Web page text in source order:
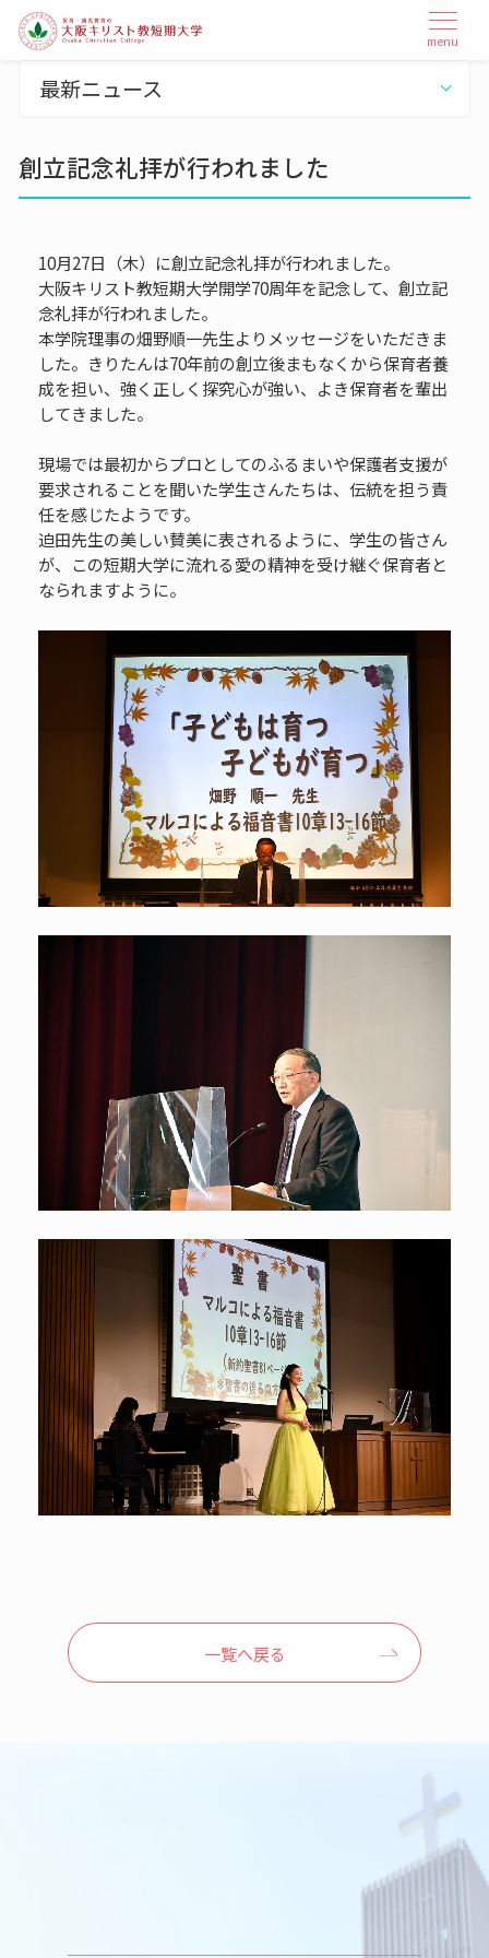
本
文
ッ
プ
メ
ニ
ー
menu
最新ニュース
創立記念礼拝が行われました
10月27日（木）に創立記念礼拝が行われました。
大阪キリスト教短期大学開学70周年を記念して、創立記
念礼拝が行われました。
本学院理事の畑野順一先生よりメッセージをいただきま
した。きりたんは70年前の創立後まもなくから保育者養
成を担い、強く正しく探究心が強い、よき保育者を輩出
してきました。
現場では最初からプロとしてのふるまいや保護者支援が
要求されることを聞いた学生さんたちは、伝統を担う責
任を感じたようです。
迫田先生の美しい賛美に表されるように、学生の皆さん
が、この短期大学に流れる愛の精神を受け継ぐ保育者と
なられますように。
一覧へ戻る